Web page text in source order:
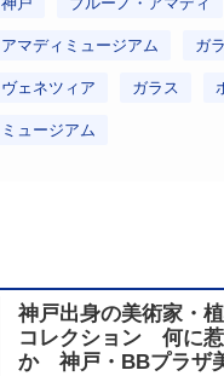
アマディミュージアム ガ
ヴェネツィア ガラス
ミュージアム
神戸出身の美術家・
コレクション 何に
か 神戸・BBプラザ